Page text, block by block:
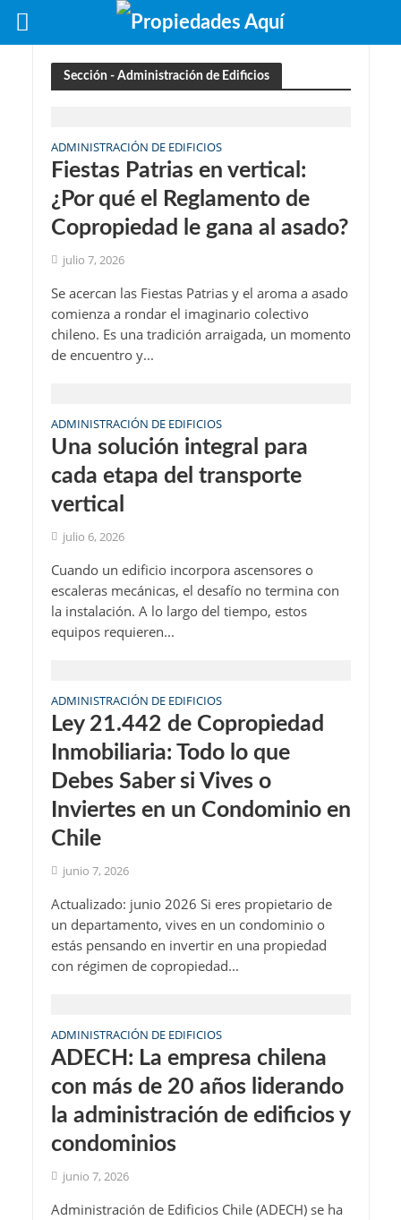
Sección - Administración de Edificios
ADMINISTRACIÓN DE EDIFICIOS
Fiestas Patrias en vertical:
¿Por qué el Reglamento de
Copropiedad le gana al asado?
julio 7, 2026
Se acercan las Fiestas Patrias y el aroma a asado
comienza a rondar el imaginario colectivo
chileno. Es una tradición arraigada, un momento
de encuentro y...
ADMINISTRACIÓN DE EDIFICIOS
Una solución integral para
cada etapa del transporte
vertical
julio 6, 2026
Cuando un edificio incorpora ascensores o
escaleras mecánicas, el desafío no termina con
la instalación. A lo largo del tiempo, estos
equipos requieren...
ADMINISTRACIÓN DE EDIFICIOS
Ley 21.442 de Copropiedad
Inmobiliaria: Todo lo que
Debes Saber si Vives o
Inviertes en un Condominio en
Chile
junio 7, 2026
Actualizado: junio 2026 Si eres propietario de
un departamento, vives en un condominio o
estás pensando en invertir en una propiedad
con régimen de copropiedad...
ADMINISTRACIÓN DE EDIFICIOS
ADECH: La empresa chilena
con más de 20 años liderando
la administración de edificios y
condominios
junio 7, 2026
Administración de Edificios Chile (ADECH) se ha